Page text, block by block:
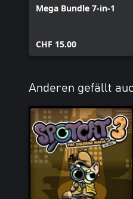
Mega Bundle 7-in-1
CHF 15.00
Anderen gefällt